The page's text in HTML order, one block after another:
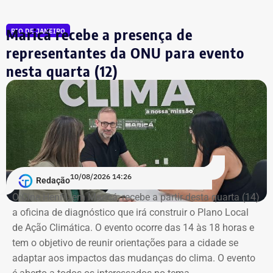
Proteção às crianças e adolescentes
Outro destaque da publicação é a proteção de crianças e
adolescentes. A cartilha lembra que a participação de
menores de 18 anos em apostas online é proibida por lei
e orienta pais e responsáveis sobre sinais de alerta que
podem indicar exposição precoce a esse tipo de
conteúdo.
A iniciativa também aborda os impactos das apostas na
saúde mental e nas relações familiares, apresentando
informações sobre a ludopatia, transtorno reconhecido
pela Organização Mundial da Saúde (OMS), e orientações
para pessoas que enfrentam dificuldade em controlar o
hábito de apostar.
RIO DE JANEIRO
Maricá recebe a presença de
representantes da ONU para evento
nesta quarta (12)
Redação10/08/2026 14:26
O Cine Henfil, em Maricá, recebe a partir desta quarta (14)
a oficina de diagnóstico que irá construir o Plano Local
de Ação Climática. O evento ocorre das 14 às 18 horas e
tem o objetivo de reunir orientações para a cidade se
adaptar aos impactos das mudanças do clima. O evento